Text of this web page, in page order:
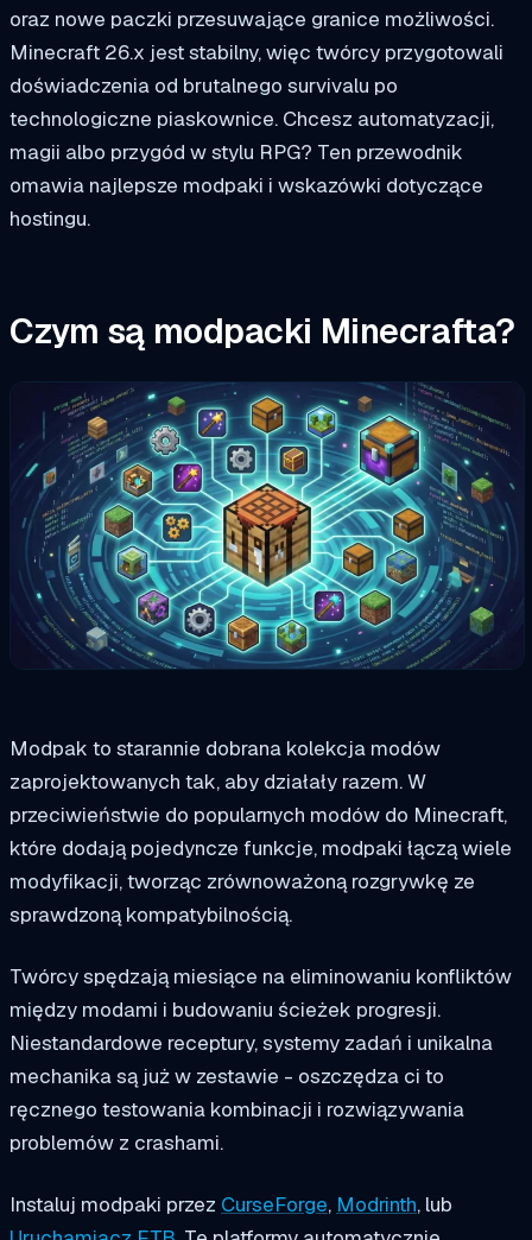
oraz nowe paczki przesuwające granice możliwości.
Minecraft 26.x jest stabilny, więc twórcy przygotowali
doświadczenia od brutalnego survivalu po
technologiczne piaskownice. Chcesz automatyzacji,
magii albo przygód w stylu RPG? Ten przewodnik
omawia najlepsze modpaki i wskazówki dotyczące
hostingu.
Czym są modpacki Minecrafta?
Modpak to starannie dobrana kolekcja modów
zaprojektowanych tak, aby działały razem. W
przeciwieństwie do popularnych modów do Minecraft,
które dodają pojedyncze funkcje, modpaki łączą wiele
modyfikacji, tworząc zrównoważoną rozgrywkę ze
sprawdzoną kompatybilnością.
Twórcy spędzają miesiące na eliminowaniu konfliktów
między modami i budowaniu ścieżek progresji.
Niestandardowe receptury, systemy zadań i unikalna
mechanika są już w zestawie - oszczędza ci to
ręcznego testowania kombinacji i rozwiązywania
problemów z crashami.
Instaluj modpaki przez CurseForge, Modrinth, lub